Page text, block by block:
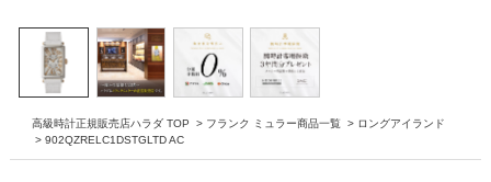
高級時計正規販売店ハラダ TOP > フランク ミュラー商品一覧 > ロングアイランド
> 902QZRELC1DSTGLTD AC